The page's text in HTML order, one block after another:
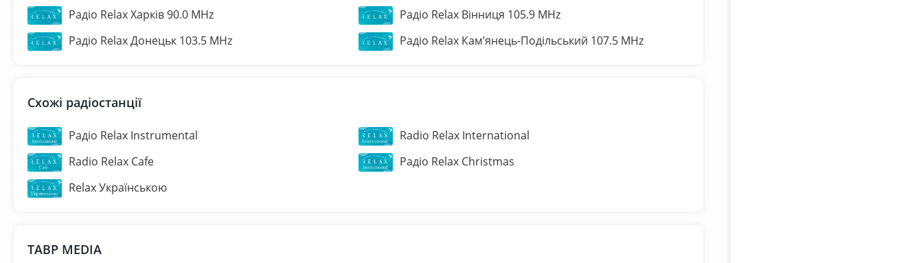
Радіо Relax Харків 90.0 MHz
Радіо Relax Вінниця 105.9 MHz
Радіо Relax Донецьк 103.5 MHz
Радіо Relax Кам’янець-Подільський 107.5 MHz
Схожі радіостанції
Радіо Relax Instrumental
Radio Relax International
Radio Relax Cafe
Радіо Relax Christmas
Relax Українською
ТАВР MEDIA